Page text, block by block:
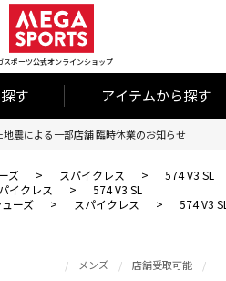
スポーツ公式オンラインショップ
す アイテムから探す
震による一部店舗 臨時休業のお知らせ
ズ > スパイクレス >
574 V3 SL
イクレス >
574 V3 SL
ーズ > スパイクレス > 574 V3 SL
メンズ 店舗受取可能